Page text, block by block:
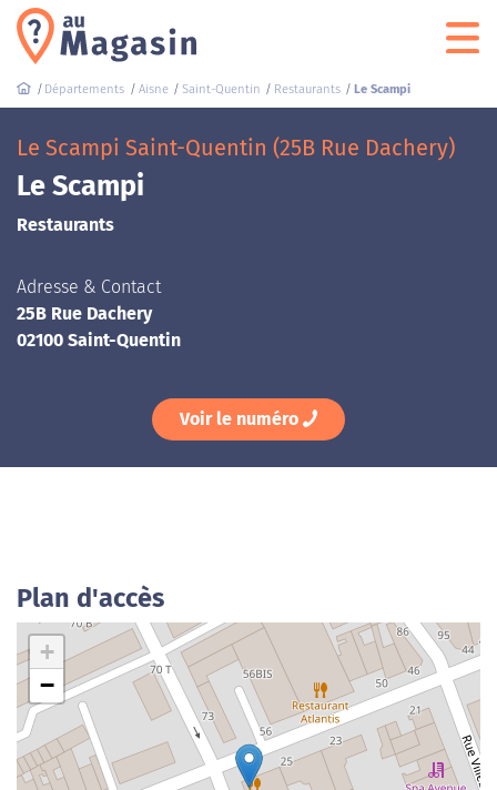
Départements Aisne Saint-Quentin Restaurants Le Scampi
Le Scampi Saint-Quentin (25B Rue Dachery)
Le Scampi
Restaurants
Adresse & Contact
25B Rue Dachery
02100 Saint-Quentin
Voir le numéro
Plan d'accès
+
−